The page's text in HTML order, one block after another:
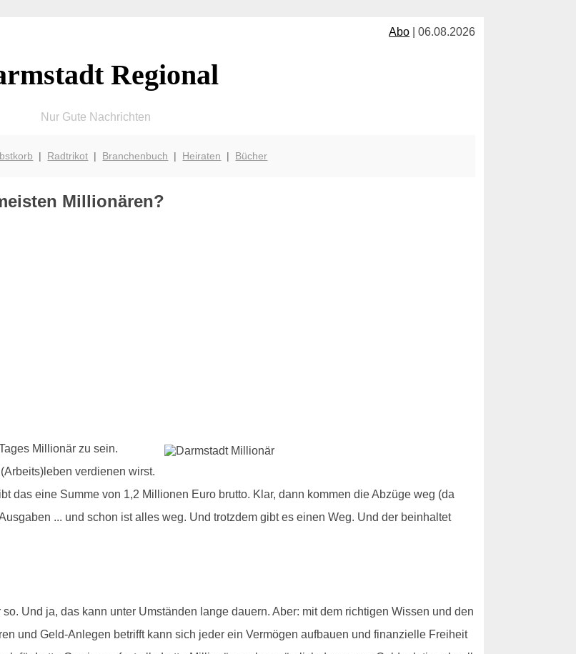
Abo | 06.08.2026
Regional
Nur Gute Nachrichten
| Radtrikot | Branchenbuch | Heiraten | Bücher
Millionären?
Millionär zu sein.
verdienen wirst.
das eine Summe von 1,2 Millionen Euro brutto. Klar, dann kommen die Abzüge weg (da
... und schon ist alles weg. Und trotzdem gibt es einen Weg. Und der beinhaltet
Und ja, das kann unter Umständen lange dauern. Aber: mit dem richtigen Wissen und den
und Geld-Anlegen betrifft kann sich jeder ein Vermögen aufbauen und finanzielle Freiheit